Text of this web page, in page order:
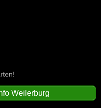
Weilerburg